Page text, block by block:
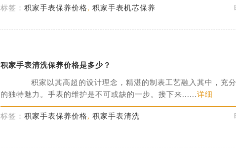
标签： 积家手表保养价格, 积家手表机芯保养
积家手表清洗保养价格是多少？
积家以其高超的设计理念，精湛的制表工艺融入其中，充分
的独特魅力。手表的维护是不可或缺的一步。接下来......详细
标签： 积家手表保养价格, 积家手表清洗